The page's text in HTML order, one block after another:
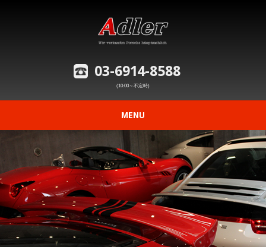
03-6914-8588
(10:00～不定時)
MENU
在庫車情報
修理事例の紹介
愛車の買取査定